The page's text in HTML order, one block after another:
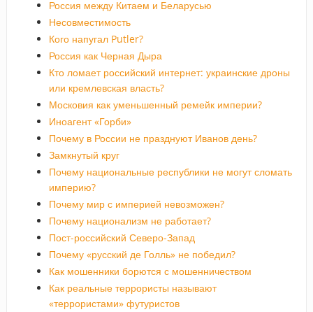
Россия между Китаем и Беларусью
Несовместимость
Кого напугал Putler?
Россия как Черная Дыра
Кто ломает российский интернет: украинские дроны
или кремлевская власть?
Московия как уменьшенный ремейк империи?
Иноагент «Горби»
Почему в России не празднуют Иванов день?
Замкнутый круг
Почему национальные республики не могут сломать
империю?
Почему мир с империей невозможен?
Почему национализм не работает?
Пост-российский Северо-Запад
Почему «русский де Голль» не победил?
Как мошенники борются с мошенничеством
Как реальные террористы называют
«террористами» футуристов